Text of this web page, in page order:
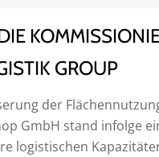
GROUP
der
GmbH stand infolge
logistischen